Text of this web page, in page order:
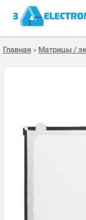
Главная » Матрицы /